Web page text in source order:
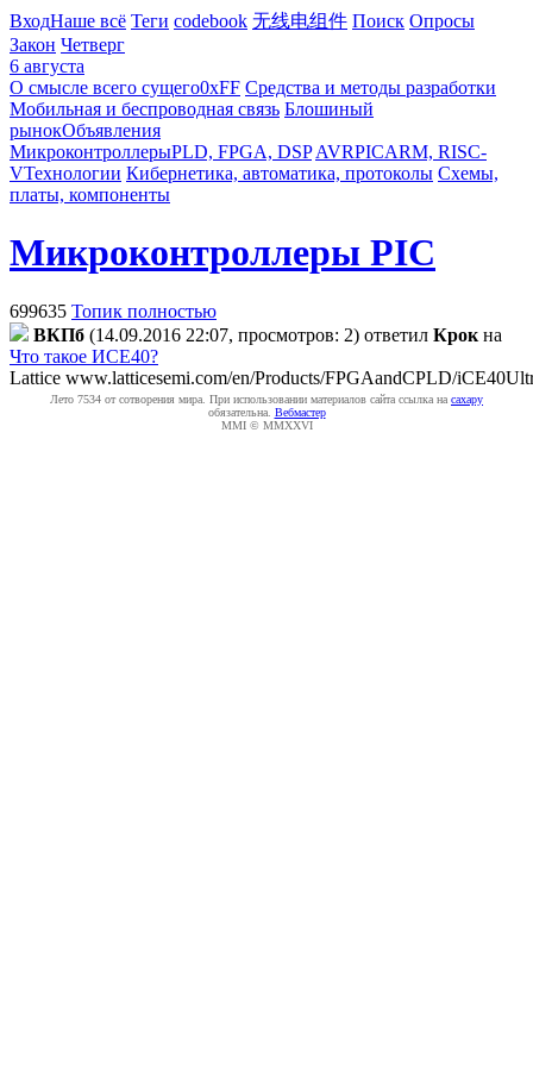
ВходНаше всё Теги codebook 无线电组件 Поиск Опросы
Закон Четверг
6 августа
О смысле всего сущего0xFF Средства и методы разработки
Мобильная и беспроводная связь Блошиный
рынокОбъявления
МикроконтроллерыPLD, FPGA, DSP AVRPICARM, RISC-
VТехнологии Кибернетика, автоматика, протоколы Схемы,
платы, компоненты
Микроконтроллеры PIC
699635 Топик полностью
ВКПб (14.09.2016 22:07, просмотров: 2) ответил Крок на
Что такое ИСЕ40?
Lattice www.latticesemi.com/en/Products/FPGAandCPLD/
Лето 7534 от сотворения мира. При использовании материалов сайта ссылка на caxapу
обязательна. Вебмастер
MMI © MMXXVI